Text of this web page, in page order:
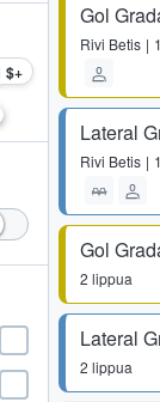
Gol
Rivi Betis
Lateral
Rivi Betis
Gol
2 lippua
Lateral
2 lippua
$